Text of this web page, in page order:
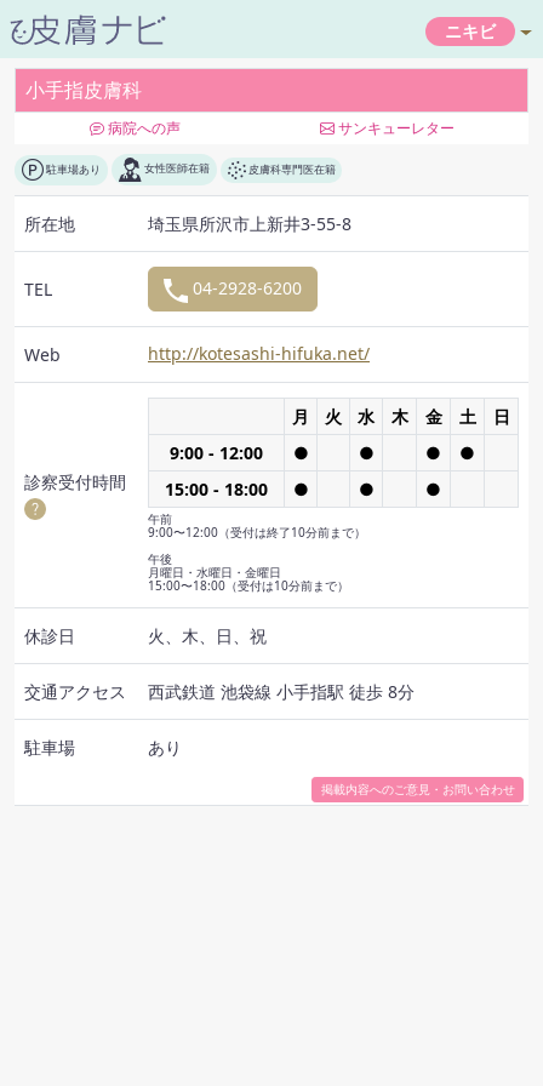
ニキビ
小手指皮膚科
病院への声 サンキューレター
駐車場あり 女性医師在籍 皮膚科専門医在籍
所在地 埼玉県所沢市上新井3-55-8
TEL 04-2928-6200
Web http://kotesashi-hifuka.net/
診察受付時間
月 火 水 木 金 土
日
9:00 - 12:00
● ● ●
●
15:00 - 18:00
● ● ●
午前
9:00〜12:00（受付は終了10分前まで）
午後
月曜日・水曜日・金曜日
15:00〜18:00（受付は10分前まで）
休診日 火、木、日、祝
交通アクセス 西武鉄道 池袋線 小手指駅 徒歩 8分
駐車場 あり
掲載内容へのご意見・お問い合わせ